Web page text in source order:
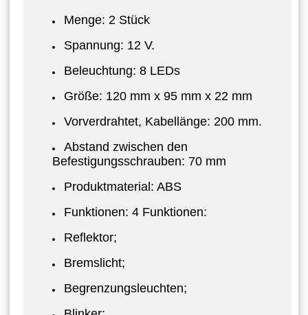
Menge: 2 Stück
Spannung: 12 V.
Beleuchtung: 8 LEDs
Größe: 120 mm x 95 mm x 22 mm
Vorverdrahtet, Kabellänge: 200 mm.
Abstand zwischen den
Befestigungsschrauben: 70 mm
Produktmaterial: ABS
Funktionen: 4 Funktionen:
Reflektor;
Bremslicht;
Begrenzungsleuchten;